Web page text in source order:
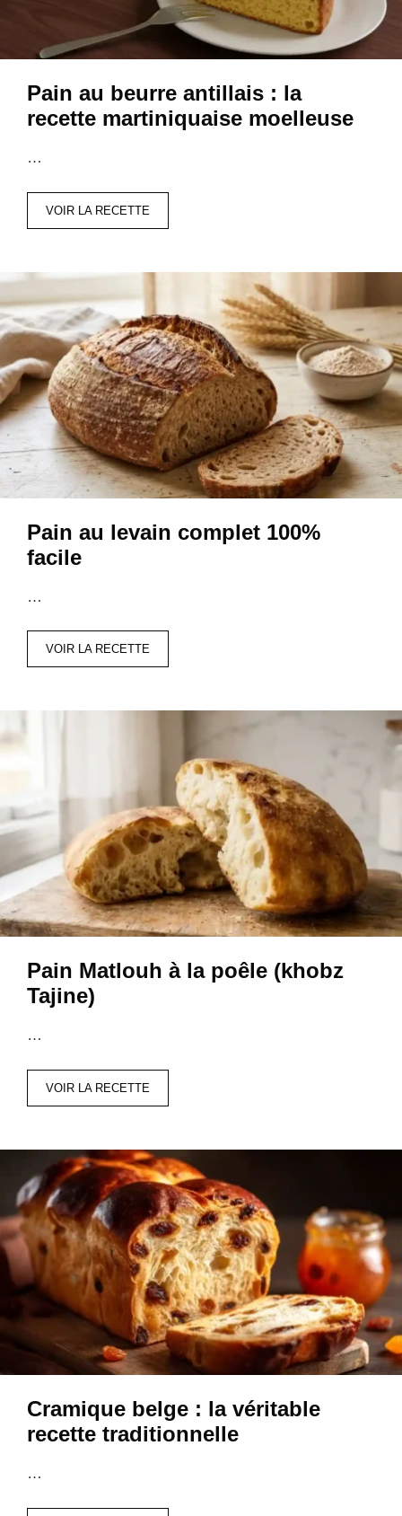
Pain au beurre antillais : la
recette martiniquaise moelleuse
…
VOIR LA RECETTE
Pain au levain complet 100%
facile
…
VOIR LA RECETTE
Pain Matlouh à la poêle (khobz
Tajine)
…
VOIR LA RECETTE
Cramique belge : la véritable
recette traditionnelle
…